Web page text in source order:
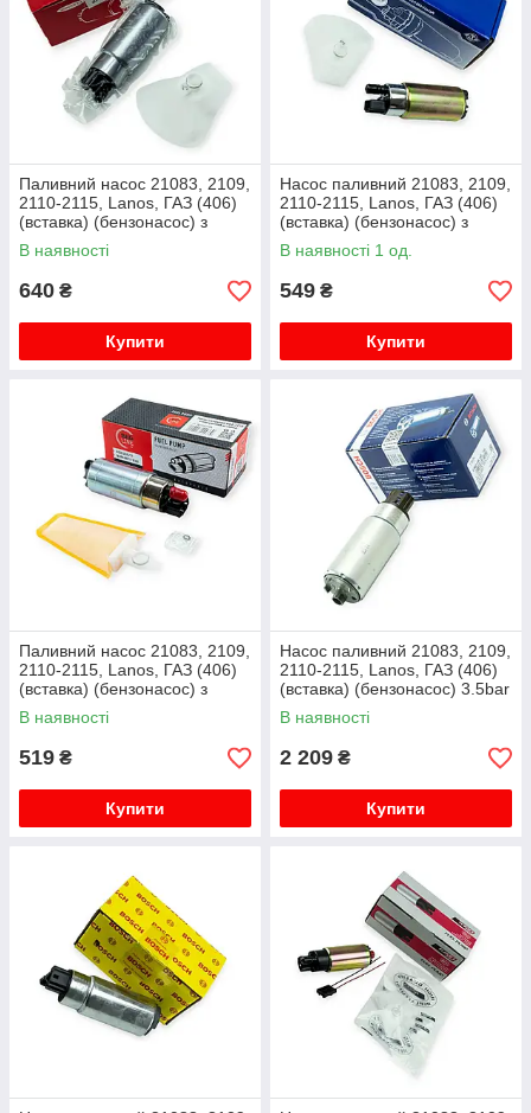
Паливний насос 21083, 2109,
2110-2115, Lanos, ГАЗ (406)
(вставка) (бензонасос) з
сіткою 03 AURORA
В наявності
640 ₴
Купити
Насос паливний 21083, 2109,
2110-2115, Lanos, ГАЗ (406)
(вставка) (бензонасос) з
сіткою AТ
В наявності 1 од.
549 ₴
Купити
Паливний насос 21083, 2109,
2110-2115, Lanos, ГАЗ (406)
(вставка) (бензонасос) з
сіткою BEG-LINE
В наявності
519 ₴
Купити
Насос паливний 21083, 2109,
2110-2115, Lanos, ГАЗ (406)
(вставка) (бензонасос) 3.5bar
0580454155 BOSCH
В наявності
2 209 ₴
Купити